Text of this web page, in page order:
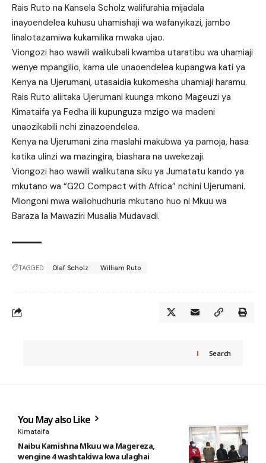
Rais Ruto na Kansela Scholz walifurahia mijadala
inayoendelea kuhusu uhamishaji wa wafanyikazi, jambo
linalotazamiwa kukamilika mwaka ujao.
Viongozi hao wawili walikubali kwamba utaratibu wa uhamiaji
wenye mpangilio, kama ule unaoendelea kupangwa kati ya
Kenya na Ujerumani, utasaidia kukomesha uhamiaji haramu.
Rais Ruto aliitaka Ujerumani kuunga mkono Mageuzi ya
Kimataifa ya Fedha ili kupunguza mzigo wa madeni
unaozikabili nchi zinazoendelea.
Kenya na Ujerumani zina maslahi makubwa ya pamoja, hasa
katika ulinzi wa mazingira, biashara na uwekezaji.
Viongozi hao wawili walikutana siku ya Jumatatu kando ya
mkutano wa “G20 Compact with Africa” nchini Ujerumani.
Miongoni mwa waliohudhuria mkutano huo ni Mkuu wa
Baraza la Mawaziri Musalia Mudavadi.
TAGGED: Olaf Scholz William Ruto
Search
You May also Like
Kimataifa
Naibu Kamishna Mkuu wa Magereza,
wengine 4 washtakiwa kwa ulaghai